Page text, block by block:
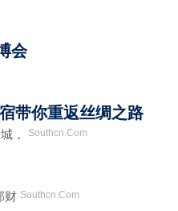
会
带你重返丝绸之路
， Southcn.Com
财 Southcn.Com